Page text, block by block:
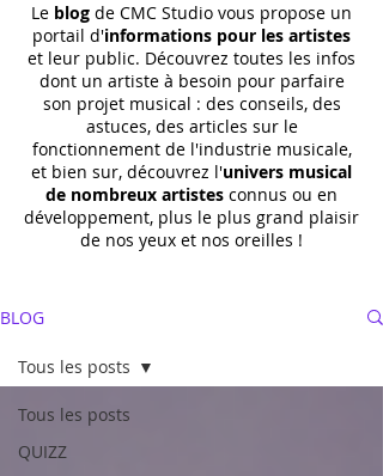
Le blog de CMC Studio vous propose un
portail d'informations pour les artistes
et leur public. Découvrez toutes les infos
dont un artiste à besoin pour parfaire
son projet musical : des conseils, des
astuces, des articles sur le
fonctionnement de l'industrie musicale,
et bien sur, découvrez l'univers musical
de nombreux artistes connus ou en
développement, plus le plus grand plaisir
de nos yeux et nos oreilles !
BLOG
Tous les posts
QUIZZ
Tous les posts